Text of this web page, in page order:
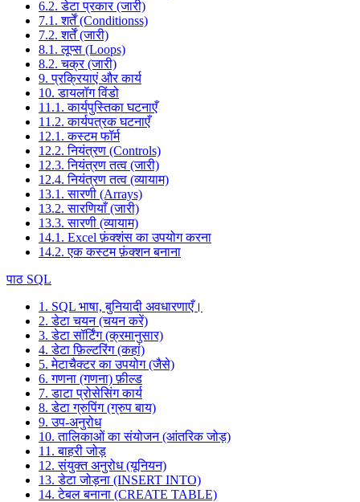
6.2. डेटा प्रकार (जारी)
7.1. शर्तें (Conditionss)
7.2. शर्तें (जारी)
8.1. लूप्स (Loops)
8.2. चक्र (जारी)
9. प्रक्रियाएं और कार्य
10. डायलॉग विंडो
11.1. कार्यपुस्तिका घटनाएँ
11.2. कार्यपत्रक घटनाएँ
12.1. कस्टम फॉर्म
12.2. नियंत्रण (Controls)
12.3. नियंत्रण तत्व (जारी)
12.4. नियंत्रण तत्व (व्यायाम)
13.1. सारणी (Arrays)
13.2. सारणियाँ (जारी)
13.3. सारणी (व्यायाम)
14.1. Excel फ़ंक्शंस का उपयोग करना
14.2. एक कस्टम फ़ंक्शन बनाना
पाठ SQL
1. SQL भाषा, बुनियादी अवधारणाएँ।
2. डेटा चयन (चयन करें)
3. डेटा सॉर्टिंग (क्रमानुसार)
4. डेटा फ़िल्टरिंग (कहां)
5. मेटाचैक्टर का उपयोग (जैसे)
6. गणना (गणना) फ़ील्ड
7. डाटा प्रोसेसिंग कार्य
8. डेटा ग्रुपिंग (ग्रुप बाय)
9. उप-अनुरोध
10. तालिकाओं का संयोजन (आंतरिक जोड़)
11. बाहरी जोड़
12. संयुक्त अनुरोध (यूनियन)
13. डेटा जोड़ना (INSERT INTO)
14. टेबल बनाना (CREATE TABLE)